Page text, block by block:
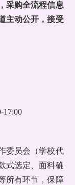
采购全流程信息
主动公开，接受
17:00
委员会（学校代
式选定、面料确
所有环节，保障